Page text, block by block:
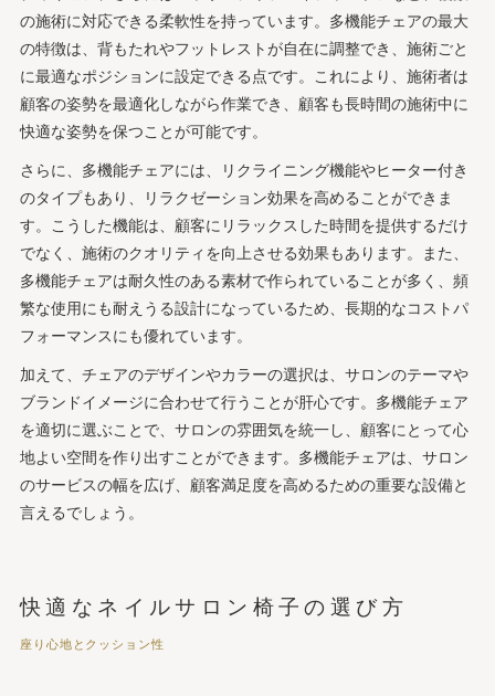
の施術に対応できる柔軟性を持っています。多機能チェアの最大
の特徴は、背もたれやフットレストが自在に調整でき、施術ごと
に最適なポジションに設定できる点です。これにより、施術者は
顧客の姿勢を最適化しながら作業でき、顧客も長時間の施術中に
快適な姿勢を保つことが可能です。
さらに、多機能チェアには、リクライニング機能やヒーター付き
のタイプもあり、リラクゼーション効果を高めることができま
す。こうした機能は、顧客にリラックスした時間を提供するだけ
でなく、施術のクオリティを向上させる効果もあります。また、
多機能チェアは耐久性のある素材で作られていることが多く、頻
繁な使用にも耐えうる設計になっているため、長期的なコストパ
フォーマンスにも優れています。
加えて、チェアのデザインやカラーの選択は、サロンのテーマや
ブランドイメージに合わせて行うことが肝心です。多機能チェア
を適切に選ぶことで、サロンの雰囲気を統一し、顧客にとって心
地よい空間を作り出すことができます。多機能チェアは、サロン
のサービスの幅を広げ、顧客満足度を高めるための重要な設備と
言えるでしょう。
快適なネイルサロン椅子の選び方
座り心地とクッション性